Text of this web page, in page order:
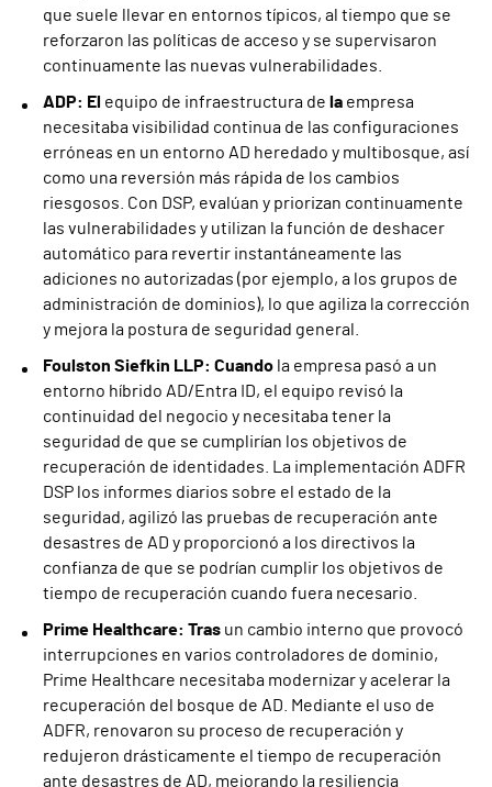
que suele llevar en entornos típicos, al tiempo que se
reforzaron las políticas de acceso y se supervisaron
continuamente las nuevas vulnerabilidades.
ADP: El equipo de infraestructura de la empresa
necesitaba visibilidad continua de las configuraciones
erróneas en un entorno AD heredado y multibosque, así
como una reversión más rápida de los cambios
riesgosos. Con DSP, evalúan y priorizan continuamente
las vulnerabilidades y utilizan la función de deshacer
automático para revertir instantáneamente las
adiciones no autorizadas (por ejemplo, a los grupos de
administración de dominios), lo que agiliza la corrección
y mejora la postura de seguridad general.
Foulston Siefkin LLP: Cuando la empresa pasó a un
entorno híbrido AD/Entra ID, el equipo revisó la
continuidad del negocio y necesitaba tener la
seguridad de que se cumplirían los objetivos de
recuperación de identidades. La implementación ADFR
DSP los informes diarios sobre el estado de la
seguridad, agilizó las pruebas de recuperación ante
desastres de AD y proporcionó a los directivos la
confianza de que se podrían cumplir los objetivos de
tiempo de recuperación cuando fuera necesario.
Prime Healthcare: Tras un cambio interno que provocó
interrupciones en varios controladores de dominio,
Prime Healthcare necesitaba modernizar y acelerar la
recuperación del bosque de AD. Mediante el uso de
ADFR, renovaron su proceso de recuperación y
redujeron drásticamente el tiempo de recuperación
ante desastres de AD, mejorando la resiliencia